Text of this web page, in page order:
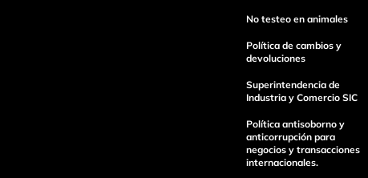
No testeo en animales
Política de cambios y
devoluciones
Superintendencia de
Industria y Comercio SIC
Política antisoborno y
anticorrupción para
negocios y transacciones
internacionales.